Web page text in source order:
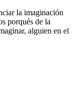
la imaginación
porqués de la
alguien en el